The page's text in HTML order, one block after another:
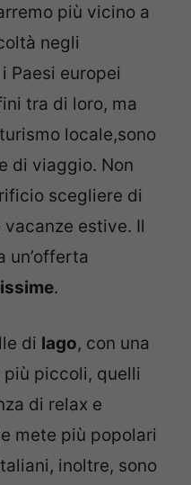
più vicino a
negli
Paesi europei
tra di loro, ma
locale,sono
di viaggio. Non
scegliere di
estive. Il
un’offerta
.
di lago, con una
piccoli, quelli
di relax e
mete più popolari
inoltre, sono